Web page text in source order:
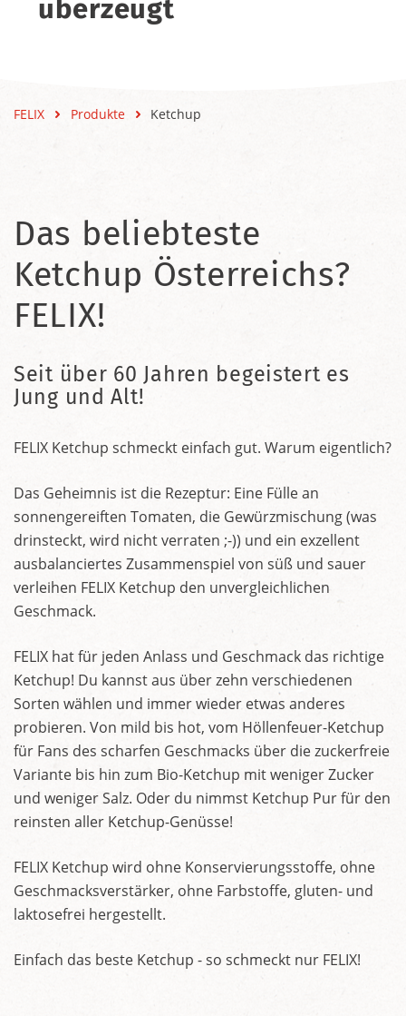
überzeugt
FELIX Produkte Ketchup
Das beliebteste
Ketchup Österreichs?
FELIX!
Seit über 60 Jahren begeistert es
Jung und Alt!
FELIX Ketchup schmeckt einfach gut. Warum eigentlich?
Das Geheimnis ist die Rezeptur: Eine Fülle an
sonnengereiften Tomaten, die Gewürzmischung (was
drinsteckt, wird nicht verraten ;-)) und ein exzellent
ausbalanciertes Zusammenspiel von süß und sauer
verleihen FELIX Ketchup den unvergleichlichen
Geschmack.
FELIX hat für jeden Anlass und Geschmack das richtige
Ketchup! Du kannst aus über zehn verschiedenen
Sorten wählen und immer wieder etwas anderes
probieren. Von mild bis hot, vom Höllenfeuer-Ketchup
für Fans des scharfen Geschmacks über die zuckerfreie
Variante bis hin zum Bio-Ketchup mit weniger Zucker
und weniger Salz. Oder du nimmst Ketchup Pur für den
reinsten aller Ketchup-Genüsse!
FELIX Ketchup wird ohne Konservierungsstoffe, ohne
Geschmacksverstärker, ohne Farbstoffe, gluten- und
laktosefrei hergestellt.
Einfach das beste Ketchup - so schmeckt nur FELIX!